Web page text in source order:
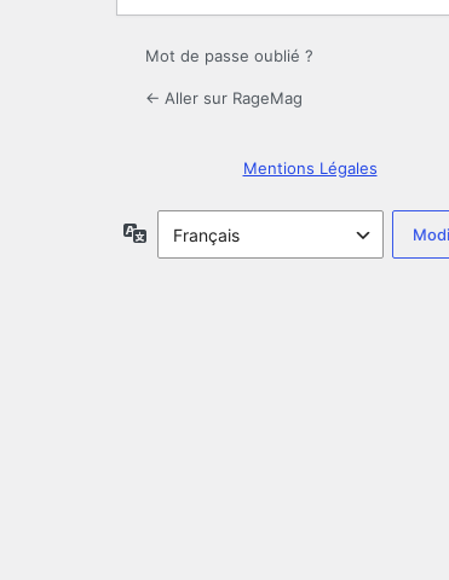
Mot de passe oublié ?
← Aller sur RageMag
Mentions Légales
Langue